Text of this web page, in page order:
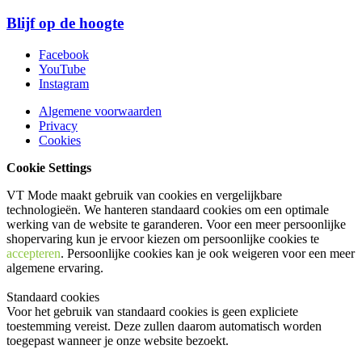
Blijf op de hoogte
Facebook
YouTube
Instagram
Algemene voorwaarden
Privacy
Cookies
Cookie Settings
VT Mode maakt gebruik van cookies en vergelijkbare
technologieën. We hanteren standaard cookies om een optimale
werking van de website te garanderen. Voor een meer persoonlijke
shopervaring kun je ervoor kiezen om persoonlijke cookies te
accepteren. Persoonlijke cookies kan je ook weigeren voor een meer
algemene ervaring.
Standaard cookies
Voor het gebruik van standaard cookies is geen expliciete
toestemming vereist. Deze zullen daarom automatisch worden
toegepast wanneer je onze website bezoekt.